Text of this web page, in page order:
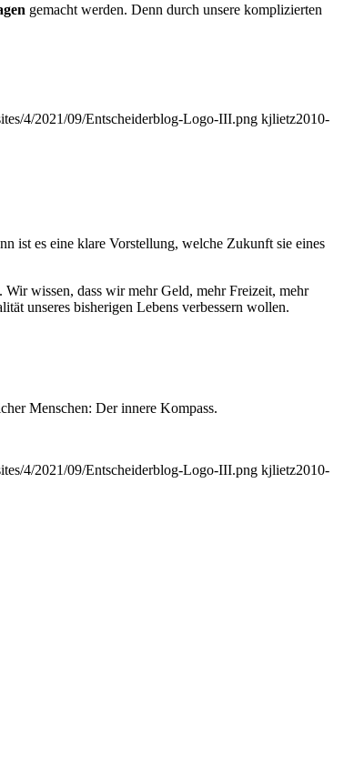
gemacht werden. Denn durch unsere komplizierten
4/2021/09/Entscheiderblog-Logo-III.png kjlietz2010-
ist es eine klare Vorstellung, welche Zukunft sie eines
Wir wissen, dass wir mehr Geld, mehr Freizeit, mehr
unseres bisherigen Lebens verbessern wollen.
Menschen: Der innere Kompass.
4/2021/09/Entscheiderblog-Logo-III.png kjlietz2010-